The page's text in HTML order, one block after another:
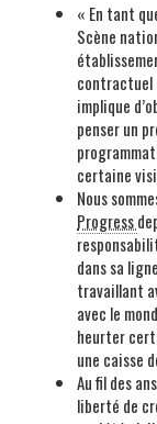
« En tant
Scène
contractuel
implique
penser un
certaine
Nous
Progress
dans sa
travaillant
avec le
heurter
une caisse
Au fil des
liberté de